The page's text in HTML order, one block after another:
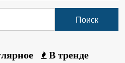
В тренде